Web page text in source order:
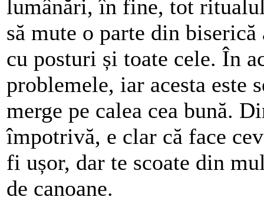
lumânări, în fine, tot
să mute o parte din
cu posturi și toate cele. În
problemele, iar acesta este
merge pe calea cea bună.
împotrivă, e clar că face
fi ușor, dar te scoate din
de canoane.